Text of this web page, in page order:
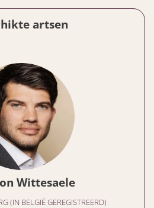
artsen
Wittesaele
(IN BELGIË GEREGISTREERD)